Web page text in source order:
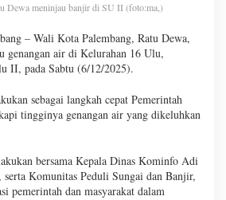
Dewa meninjau banjir di SU II (foto:ma,)
– Wali Kota Palembang, Ratu Dewa,
genangan air di Kelurahan 16 Ulu,
II, pada Sabtu (6/12/2025).
sebagai langkah cepat Pemerintah
tingginya genangan air yang dikeluhkan
bersama Kepala Dinas Kominfo Adi
serta Komunitas Peduli Sungai dan Banjir,
pemerintah dan masyarakat dalam